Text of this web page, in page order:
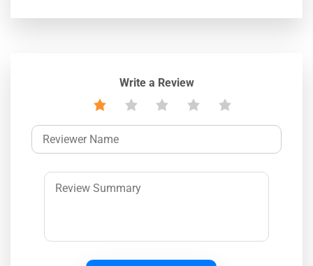
Write a Review